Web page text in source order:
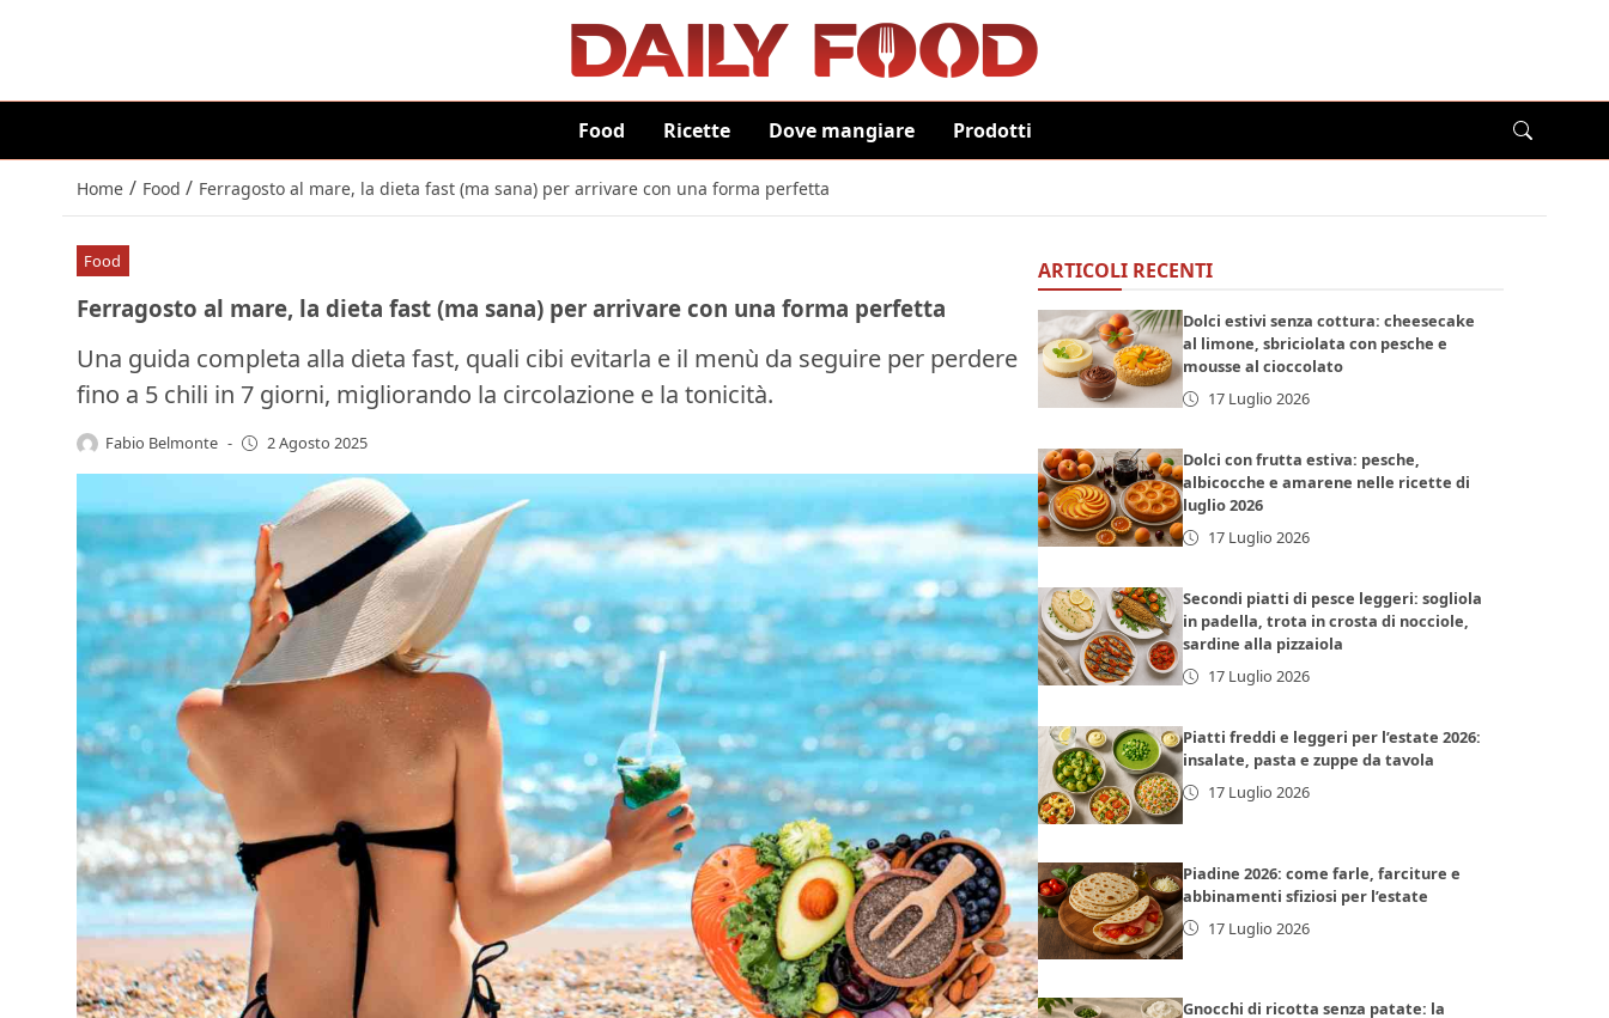
Food Ricette Dove mangiare Prodotti
Home / Food / Ferragosto al mare, la dieta fast (ma sana) per arrivare con una forma perfetta
Food
Ferragosto al mare, la dieta fast (ma sana) per arrivare con una forma perfetta
Una guida completa alla dieta fast, quali cibi evitarla e il menù da seguire per perdere
fino a 5 chili in 7 giorni, migliorando la circolazione e la tonicità.
Fabio Belmonte - 2 Agosto 2025
ARTICOLI RECENTI
Dolci estivi senza cottura: cheesecake
al limone, sbriciolata con pesche e
mousse al cioccolato
17 Luglio 2026
Dolci con frutta estiva: pesche,
albicocche e amarene nelle ricette di
luglio 2026
17 Luglio 2026
Secondi piatti di pesce leggeri: sogliola
in padella, trota in crosta di nocciole,
sardine alla pizzaiola
17 Luglio 2026
Piatti freddi e leggeri per l’estate 2026:
insalate, pasta e zuppe da tavola
17 Luglio 2026
Piadine 2026: come farle, farciture e
abbinamenti sfiziosi per l’estate
17 Luglio 2026
Gnocchi di ricotta senza patate: la